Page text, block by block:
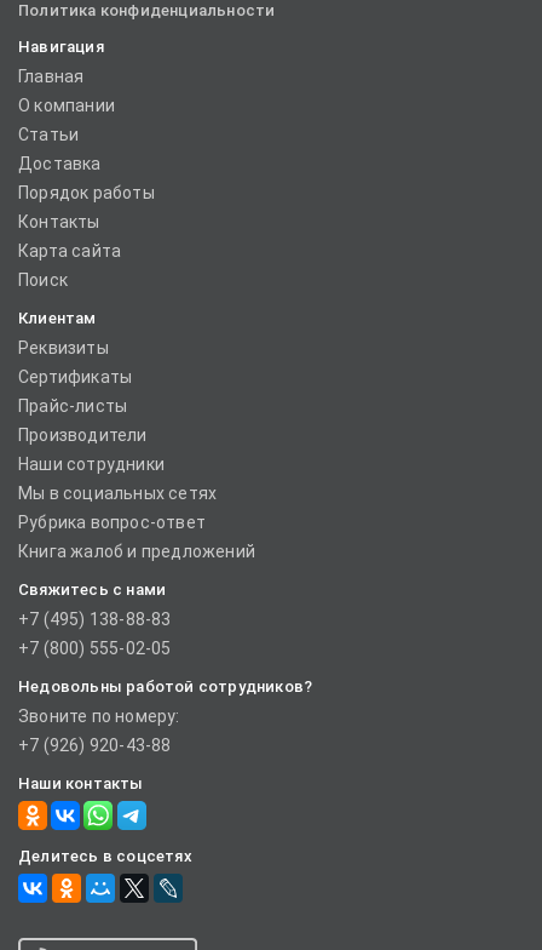
Политика конфиденциальности
Навигация
Главная
О компании
Статьи
Доставка
Порядок работы
Контакты
Карта сайта
Поиск
Клиентам
Реквизиты
Сертификаты
Прайс-листы
Производители
Наши сотрудники
Мы в социальных сетях
Рубрика вопрос-ответ
Книга жалоб и предложений
Свяжитесь с нами
+7 (495) 138-88-83
+7 (800) 555-02-05
Недовольны работой сотрудников?
Звоните по номеру:
+7 (926) 920-43-88
Наши контакты
Делитесь в соцсетях